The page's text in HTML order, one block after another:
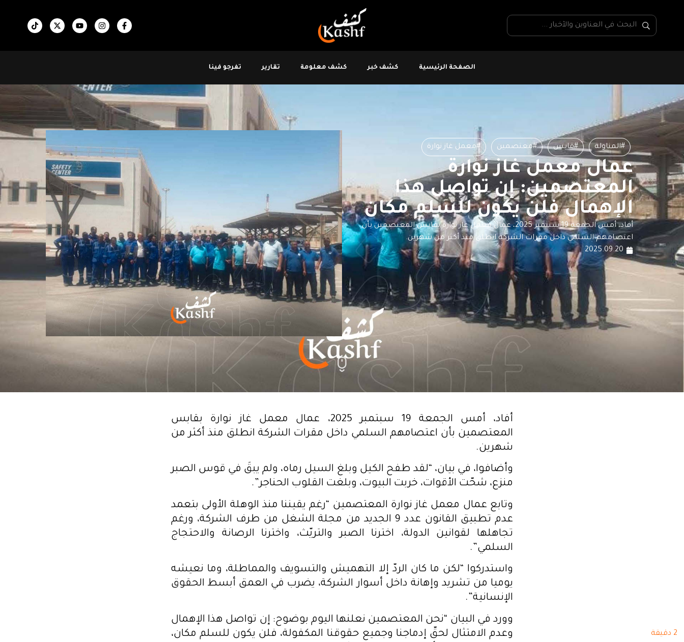
الصفحة الرئيسية كشف خبر كشف معلومة تقارير تفرجو فينا
#المناولة #قابس #معتصمين #معمل غاز نوارة
عمال معمل غاز نوارة
المعتصمين: إن تواصل هذا
الإهمال فلن يكون للسلم مكان
أفاد، أمس الجمعة 19 سبتمبر 2025، عمال معمل غاز نوارة بقابس المعتصمين بأن
اعتصامهم السلمي داخل مقرات الشركة انطلق منذ أكثر من شهرين.
2025.09.20
2 دقيقة
أفاد، أمس الجمعة 19 سبتمبر 2025، عمال معمل غاز نوارة بقابس
المعتصمين بأن اعتصامهم السلمي داخل مقرات الشركة انطلق منذ أكثر من
شهرين.
وأضافوا، في بيان، “لقد طفح الكيل وبلغ السيل رماه، ولم يبقَ في قوس الصبر
منزع، شحّت الأقوات، خربت البيوت، وبلغت القلوب الحناجر”.
وتابع عمال معمل غاز نوارة المعتصمين “رغم يقيننا منذ الوهلة الأولى بتعمد
عدم تطبيق القانون عدد 9 الجديد من مجلة الشغل من طرف الشركة، ورغم
تجاهلها لقوانين الدولة، اخترنا الصبر والتريّث، واخترنا الرصانة والاحتجاج
السلمي”.
واستدركوا “لكن ما كان الردّ إلا التهميش والتسويف والمماطلة، وما نعيشه
يوميا من تشريد وإهانة داخل أسوار الشركة، يضرب في العمق أبسط الحقوق
الإنسانية”.
وورد في البيان “نحن المعتصمين نعلنها اليوم بوضوح: إن تواصل هذا الإهمال
وعدم الامتثال لحقّ إدماجنا وجميع حقوقنا المكفولة، فلن يكون للسلم مكان،